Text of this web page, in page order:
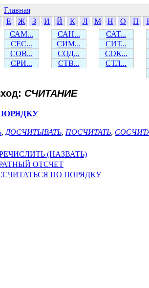
Главная
Е Ж З И Й К Л М Н О П
САМ... САН...
САТ...
СЕС... СИМ...
СИТ...
СОВ... СОД...
СОК...
СРИ... СТВ... СТЛ...
СЧИТАНИЕ
, ДОСЧИТЫВАТЬ, ПОСЧИТАТЬ,
(НАЗВАТЬ)
ОТСЧЕТ
ПО ПОРЯДКУ